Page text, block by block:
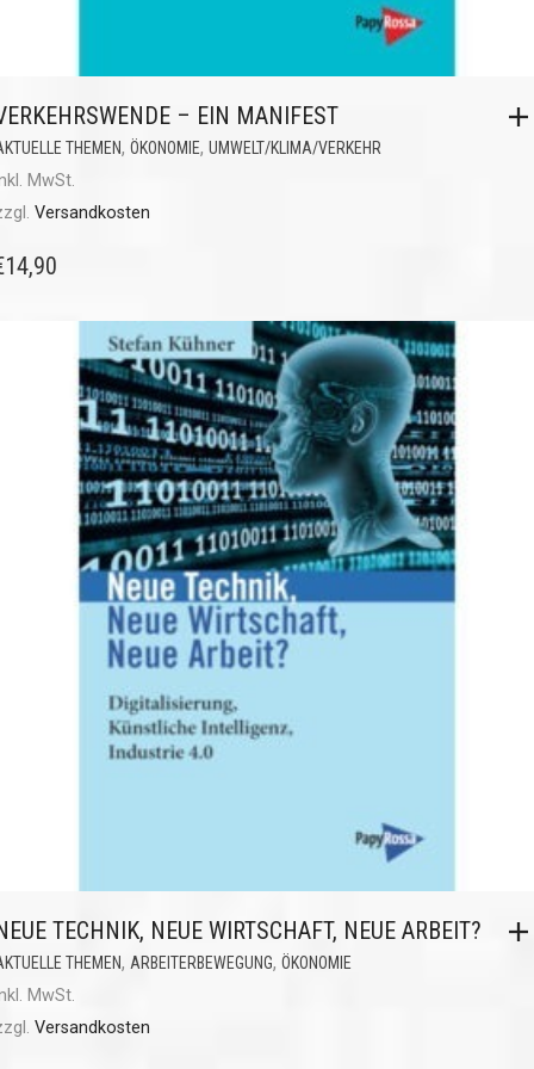
– EIN MANIFEST
THEMEN, ÖKONOMIE, UMWELT/KLIMA/VERKEHR
MwSt.
Versandkosten
14,90
TECHNIK, NEUE WIRTSCHAFT, NEUE ARBEIT?
THEMEN, ARBEITERBEWEGUNG, ÖKONOMIE
MwSt.
Versandkosten